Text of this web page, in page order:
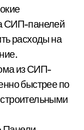
СИП-панелей
расходы на
из СИП-
быстрее по